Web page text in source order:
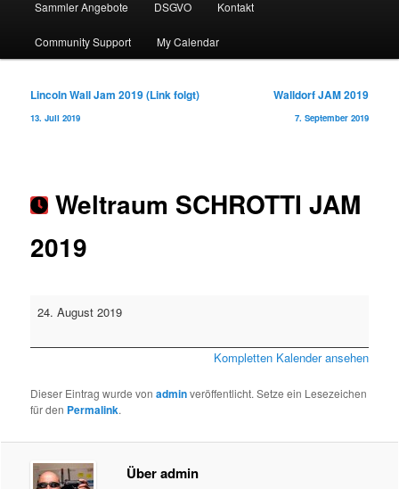
Sammler Angebote DSGVO Kontakt
Community Support My Calendar
Beitragsnavigation
Lincoln Wall Jam 2019 (Link folgt)
13. Juli 2019
Walldorf JAM 2019
7. September 2019
Weltraum SCHROTTI JAM
2019
Weltraum
SCHROTTI
24. August 2019
Kompletten Kalender ansehen
Dieser Eintrag wurde vonadminveröffentlicht. Setze ein Lesezeichen
für den Permalink.
Über admin